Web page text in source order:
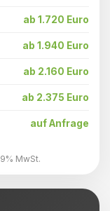
ab 1.720 Euro
ab 1.940 Euro
ab 2.160 Euro
ab 2.375 Euro
auf Anfrage
MwSt.